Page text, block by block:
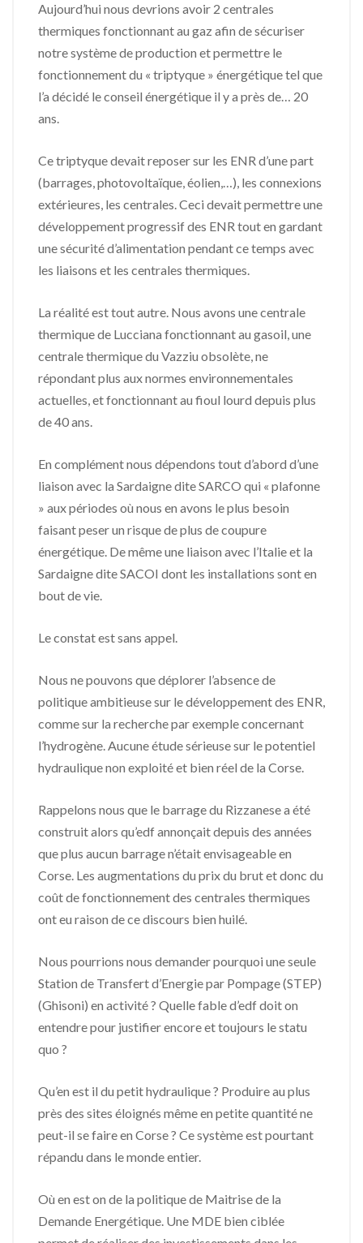
Aujourd’hui nous devrions avoir 2 centrales
thermiques fonctionnant au gaz afin de sécuriser
notre système de production et permettre le
fonctionnement du « triptyque » énergétique tel que
l’a décidé le conseil énergétique il y a près de… 20
ans.
Ce triptyque devait reposer sur les ENR d’une part
(barrages, photovoltaïque, éolien,…), les connexions
extérieures, les centrales. Ceci devait permettre une
développement progressif des ENR tout en gardant
une sécurité d’alimentation pendant ce temps avec
les liaisons et les centrales thermiques.
La réalité est tout autre. Nous avons une centrale
thermique de Lucciana fonctionnant au gasoil, une
centrale thermique du Vazziu obsolète, ne
répondant plus aux normes environnementales
actuelles, et fonctionnant au fioul lourd depuis plus
de 40 ans.
En complément nous dépendons tout d’abord d’une
liaison avec la Sardaigne dite SARCO qui « plafonne
» aux périodes où nous en avons le plus besoin
faisant peser un risque de plus de coupure
énergétique. De même une liaison avec l’Italie et la
Sardaigne dite SACOI dont les installations sont en
bout de vie.
Le constat est sans appel.
Nous ne pouvons que déplorer l’absence de
politique ambitieuse sur le développement des ENR,
comme sur la recherche par exemple concernant
l’hydrogène. Aucune étude sérieuse sur le potentiel
hydraulique non exploité et bien réel de la Corse.
Rappelons nous que le barrage du Rizzanese a été
construit alors qu’edf annonçait depuis des années
que plus aucun barrage n’était envisageable en
Corse. Les augmentations du prix du brut et donc du
coût de fonctionnement des centrales thermiques
ont eu raison de ce discours bien huilé.
Nous pourrions nous demander pourquoi une seule
Station de Transfert d’Energie par Pompage (STEP)
(Ghisoni) en activité ? Quelle fable d’edf doit on
entendre pour justifier encore et toujours le statu
quo ?
Qu’en est il du petit hydraulique ? Produire au plus
près des sites éloignés même en petite quantité ne
peut-il se faire en Corse ? Ce système est pourtant
répandu dans le monde entier.
Où en est on de la politique de Maitrise de la
Demande Energétique. Une MDE bien ciblée